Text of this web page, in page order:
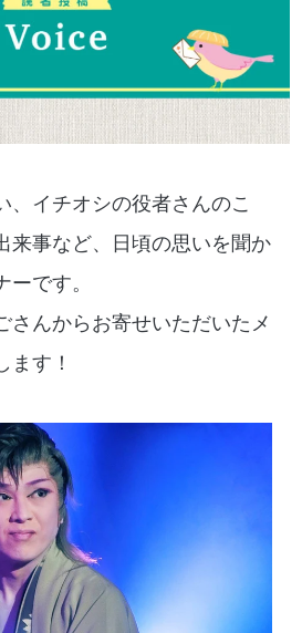
、イチオシの役者さんのこ
来事など、日頃の思いを聞か
です。
さんからお寄せいただいたメ
ます！